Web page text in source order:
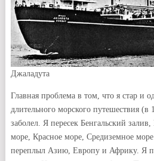
Джаладута
Главная проблема в том, что я стар и
длительного морского путешествия (в
заболел. Я пересек Бенгальский
море, Красное море, Средиземное
переплыл Азию, Европу и Африку. Я